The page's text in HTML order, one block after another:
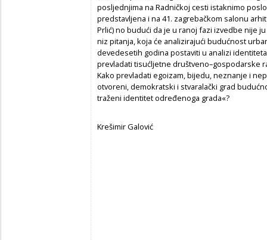
posljednjima na Radničkoj cesti istaknimo
predstavljena i na 41. zagrebačkom salonu
Prlić) no budući da je u ranoj fazi izvedbe nije
niz pitanja, koja će analizirajući budućnost
devedesetih godina postaviti u analizi
prevladati tisućljetne društveno–gospodarske
Kako prevladati egoizam, bijedu, neznanje i
otvoreni, demokratski i stvaralački grad
traženi identitet određenoga grada«?
Krešimir Galović